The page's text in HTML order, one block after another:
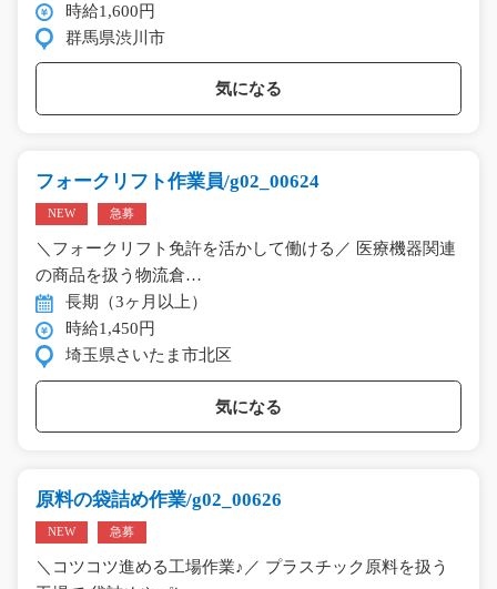
時給1,600円
群馬県渋川市
気になる
フォークリフト作業員/g02_00624
NEW 急募
＼フォークリフト免許を活かして働ける／ 医療機器関連
の商品を扱う物流倉…
長期（3ヶ月以上）
時給1,450円
埼玉県さいたま市北区
気になる
原料の袋詰め作業/g02_00626
NEW 急募
＼コツコツ進める工場作業♪／ プラスチック原料を扱う